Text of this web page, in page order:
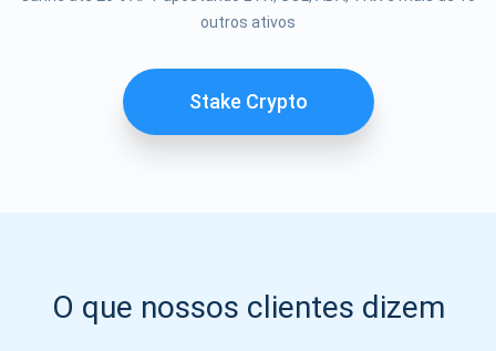
outros ativos
Stake Crypto
O que nossos clientes dizem
INSCREVER